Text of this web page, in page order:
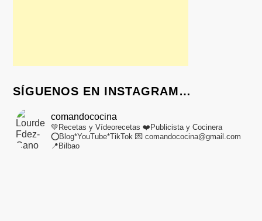
SÍGUENOS EN INSTAGRAM…
comandococina
💚Recetas y Vídeorecetas ❤️Publicista y Cocinera
⭕Blog*YouTube*TikTok 💌 comandococina@gmail.com
📍Bilbao